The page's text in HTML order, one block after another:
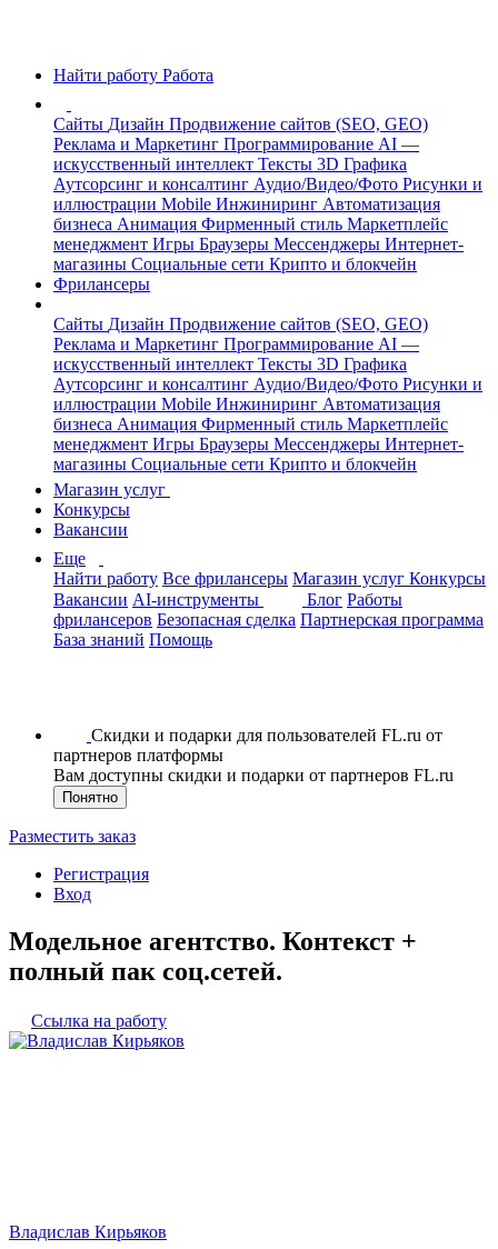
Найти работу Работа
Сайты Дизайн Продвижение сайтов (SEO, GEO)
Реклама и Маркетинг Программирование AI —
искусственный интеллект Тексты 3D Графика
Аутсорсинг и консалтинг Аудио/Видео/Фото Рисунки и
иллюстрации Mobile Инжиниринг Автоматизация
бизнеса Анимация Фирменный стиль Маркетплейс
менеджмент Игры Браузеры Мессенджеры Интернет-
магазины Социальные сети Крипто и блокчейн
Фрилансеры
Сайты Дизайн Продвижение сайтов (SEO, GEO)
Реклама и Маркетинг Программирование AI —
искусственный интеллект Тексты 3D Графика
Аутсорсинг и консалтинг Аудио/Видео/Фото Рисунки и
иллюстрации Mobile Инжиниринг Автоматизация
бизнеса Анимация Фирменный стиль Маркетплейс
менеджмент Игры Браузеры Мессенджеры Интернет-
магазины Социальные сети Крипто и блокчейн
Магазин услуг
Конкурсы
Вакансии
Еще
Найти работу Все фрилансеры Магазин услуг Конкурсы
Вакансии AI-инструменты Блог Работы
фрилансеров Безопасная сделка Партнерская программа
База знаний Помощь
Скидки и подарки для пользователей FL.ru от
партнеров платформы
Вам доступны скидки и подарки от партнеров FL.ru
Понятно
Разместить заказ
Регистрация
Вход
Модельное агентство. Контекст +
полный пак соц.сетей.
Ссылка на работу
Владислав Кирьяков